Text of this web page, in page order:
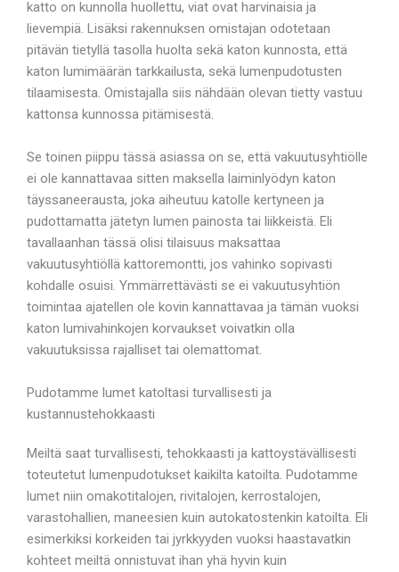
katto on kunnolla huollettu, viat ovat harvinaisia ja
lievempiä. Lisäksi rakennuksen omistajan odotetaan
pitävän tietyllä tasolla huolta sekä katon kunnosta, että
katon lumimäärän tarkkailusta, sekä lumenpudotusten
tilaamisesta. Omistajalla siis nähdään olevan tietty vastuu
kattonsa kunnossa pitämisestä.
Se toinen piippu tässä asiassa on se, että vakuutusyhtiölle
ei ole kannattavaa sitten maksella laiminlyödyn katon
täyssaneerausta, joka aiheutuu katolle kertyneen ja
pudottamatta jätetyn lumen painosta tai liikkeistä. Eli
tavallaanhan tässä olisi tilaisuus maksattaa
vakuutusyhtiöllä kattoremontti, jos vahinko sopivasti
kohdalle osuisi. Ymmärrettävästi se ei vakuutusyhtiön
toimintaa ajatellen ole kovin kannattavaa ja tämän vuoksi
katon lumivahinkojen korvaukset voivatkin olla
vakuutuksissa rajalliset tai olemattomat.
Pudotamme lumet katoltasi turvallisesti ja
kustannustehokkaasti
Meiltä saat turvallisesti, tehokkaasti ja kattoystävällisesti
toteutetut lumenpudotukset kaikilta katoilta. Pudotamme
lumet niin omakotitalojen, rivitalojen, kerrostalojen,
varastohallien, maneesien kuin autokatostenkin katoilta. Eli
esimerkiksi korkeiden tai jyrkkyyden vuoksi haastavatkin
kohteet meiltä onnistuvat ihan yhä hyvin kuin